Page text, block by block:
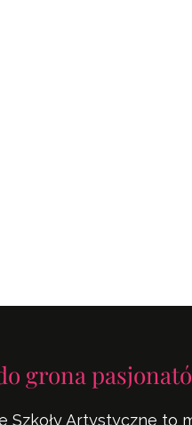
grona
Szkoły Artystyczne to